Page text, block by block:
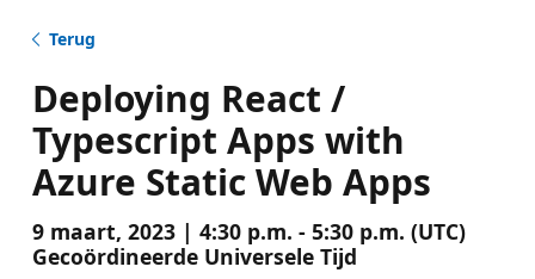
Terug
Deploying React /
Typescript Apps with
Azure Static Web Apps
9 maart, 2023 | 4:30 p.m. - 5:30 p.m. (UTC)
Gecoördineerde Universele Tijd